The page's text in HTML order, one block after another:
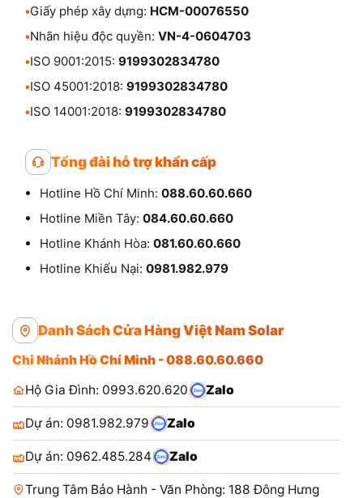
•Giấy phép xây dựng: HCM-00076550
•Nhãn hiệu độc quyền: VN-4-0604703
•ISO 9001:2015: 9199302834780
•ISO 45001:2018: 9199302834780
•ISO 14001:2018: 9199302834780
Tổng đài hỗ trợ khẩn cấp
Hotline Hồ Chí Minh: 088.60.60.660
Hotline Miền Tây: 084.60.60.660
Hotline Khánh Hòa: 081.60.60.660
Hotline Khiếu Nại: 0981.982.979
Danh Sách Cửa Hàng Việt Nam Solar
Chi Nhánh Hồ Chí Minh - 088.60.60.660
Hộ Gia Đình: 0993.620.620
Zalo
Dự án: 0981.982.979 Zalo
Dự án: 0962.485.284 Zalo
Trung Tâm Bảo Hành - Văn Phòng: 188 Đông Hưng